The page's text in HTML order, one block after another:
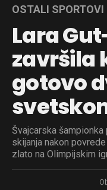
OSTALI SPORTOVI
Lara
završila
gotovo
Švajcarska
skijanja nakon
zlato na Olimpijskim